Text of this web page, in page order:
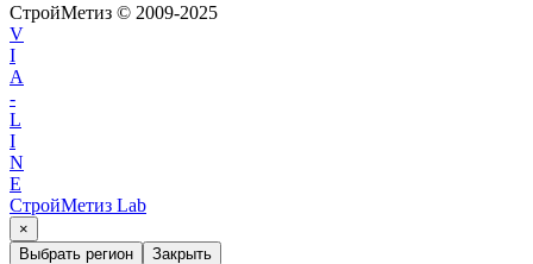
СтройМетиз © 2009-2025
V
I
A
-
L
I
N
E
СтройМетиз Lab
×
Выбрать регион
Закрыть